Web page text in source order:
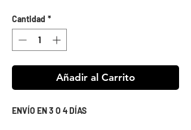
Cantidad *
Añadir al Carrito
ENVÍO EN 3 O 4 DÍAS